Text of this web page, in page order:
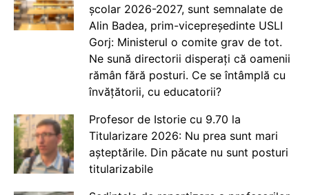
școlar 2026-2027, sunt semnalate de
Alin Badea, prim-vicepreședinte USLI
Gorj: Ministerul o comite grav de tot.
Ne sună directorii disperați că oamenii
rămân fără posturi. Ce se întâmplă cu
învățătorii, cu educatorii?
Profesor de Istorie cu 9.70 la
Titularizare 2026: Nu prea sunt mari
așteptările. Din păcate nu sunt posturi
titularizabile